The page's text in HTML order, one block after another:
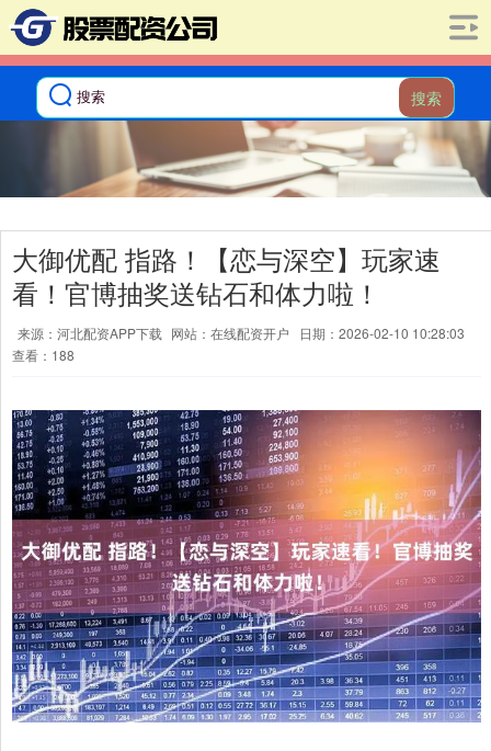
搜索
大御优配 指路！【恋与深空】玩家速
看！官博抽奖送钻石和体力啦！
来源：河北配资APP下载 网站：在线配资开户
日期：2026-02-10 10:28:03
查看：188